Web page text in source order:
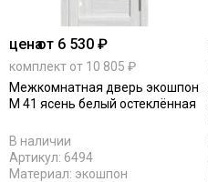
ценаот 6 530 ₽
комплект от 10 805 ₽
Межкомнатная дверь экошпон
М 41 ясень белый остеклённая
В наличии
Артикул: 6494
Материал: экошпон